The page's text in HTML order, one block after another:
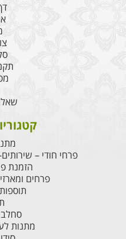
פרחי חודי –
הזמנת
פרחים
מתנות